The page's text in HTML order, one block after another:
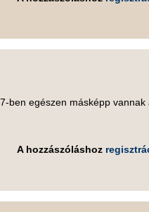
ben egészen másképp
A hozzászóláshoz